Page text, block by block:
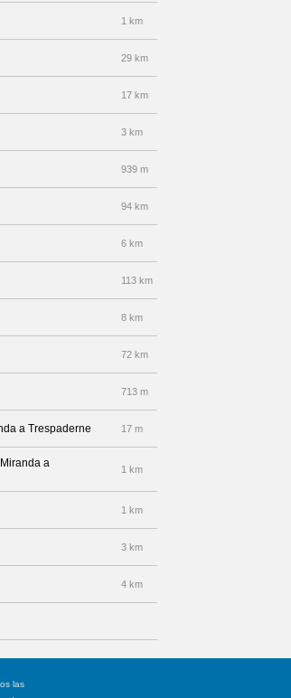
1 km
29 km
17 km
3 km
939 m
94 km
6 km
113 km
8 km
72 km
713 m
a Trespaderne 17 m
a
1 km
1 km
3 km
4 km
las